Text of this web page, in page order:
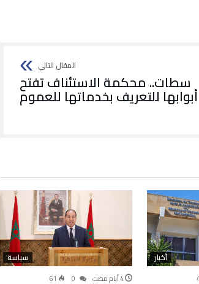
سطات.. محكمة الاستئناف تفتح
أبوابها للتعريف بخدماتها للعموم
أخبار سياسة
61